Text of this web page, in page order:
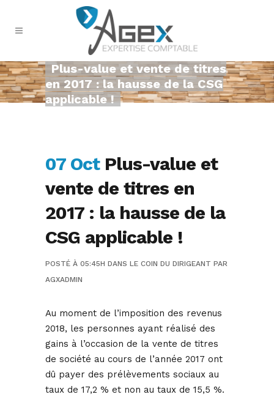
Plus-value et vente de titres
en 2017 : la hausse de la CSG
applicable !
07 OctPlus-value et
vente de titres en
2017 : la hausse de la
CSG applicable !
POSTÉ À 05:45H DANS LE COIN DU DIRIGEANT PAR
AGXADMIN
Au moment de l’imposition des revenus
2018, les personnes ayant réalisé des
gains à l’occasion de la vente de titres
de société au cours de l’année 2017 ont
dû payer des prélèvements sociaux au
taux de 17,2 % et non au taux de 15,5 %.